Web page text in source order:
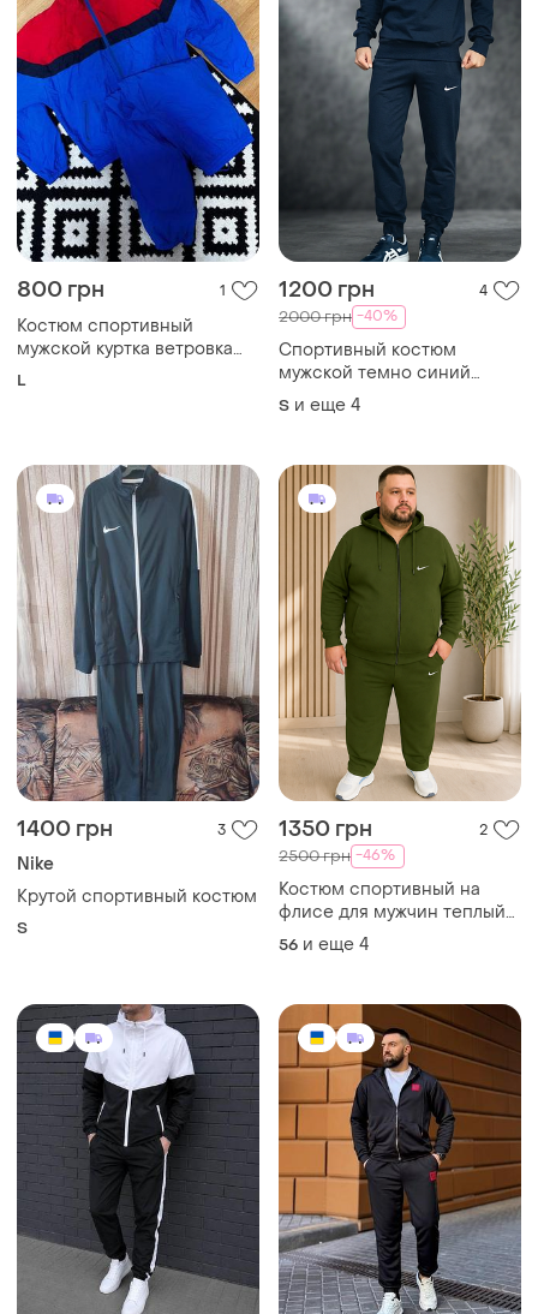
800 грн 1
Костюм спортивный
мужской куртка ветровка
over size + брюки, цвет
L
1200 грн 4
2000 грн -40%
Спортивный костюм
мужской темно синий
спортивный костюм для
мужчин
S и еще 4
1400 грн 3
Nike
Крутой спортивный костюм
S
1350 грн 2
2500 грн -46%
Костюм спортивный на
флисе для мужчин теплый
спортивный костюм
56 и еще 4